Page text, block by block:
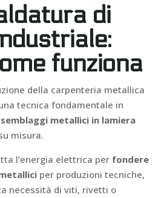
di
funziona
della carpenteria metallica
tecnica fondamentale in
metallici in lamiera
misura.
l’energia elettrica per fondere
per produzioni tecniche,
necessità di viti, rivetti o